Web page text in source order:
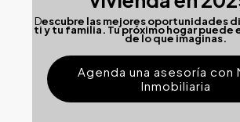
Descubre las mejores oportunidades
ti y tu familia. Tu próximo hogar puede
de lo que imaginas.
Agenda una asesoría con
Inmobiliaria